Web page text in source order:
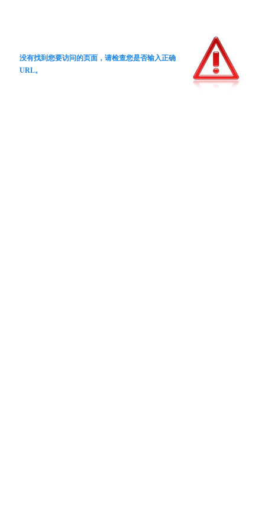
没有找到您要访问的页面，请检查您是否输入正确
URL。